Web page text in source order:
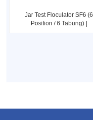
Jar Test Floculator SF6 (6
Position / 6 Tabung) |